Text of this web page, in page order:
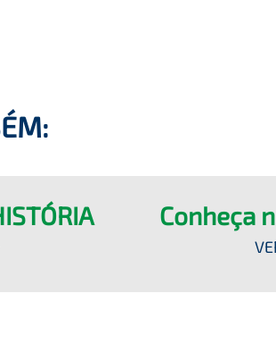
Conheça